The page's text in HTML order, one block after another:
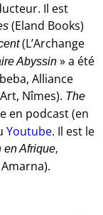
Il est
(Eland Books)
(L’Archange
Abyssin» a été
Alliance
Nîmes). The
en podcast (en
Youtube. Il est le
en Afrique,